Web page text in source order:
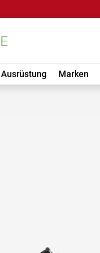
Ausrüstung Marken